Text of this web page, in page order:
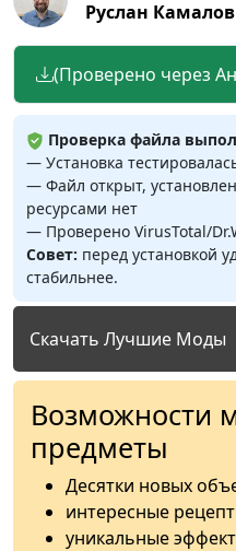
Руслан Камалов
(Проверено через
Проверка файла
— Установка
— Файл открыт,
ресурсами нет
— Проверено VirusTotal/
Совет: перед установкой
стабильнее.
Скачать Лучшие Моды
Возможности
предметы
Десятки новых
интересные
уникальные